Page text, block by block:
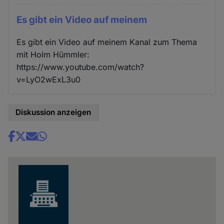
Es gibt ein Video auf meinem
Es gibt ein Video auf meinem Kanal zum Thema
mit Holm Hümmler:
https://www.youtube.com/watch?
v=LyO2wExL3u0
Diskussion anzeigen
Share